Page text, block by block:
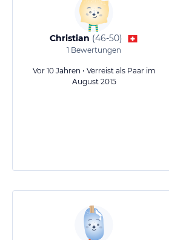
Christian (46-50)
1 Bewertungen
Vor 10 Jahren • Verreist als Paar im
August 2015